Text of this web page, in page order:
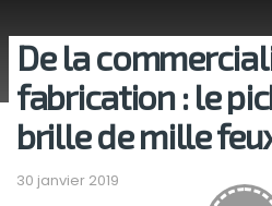
De la
fabrication : le
brille de mille
30 janvier 2019